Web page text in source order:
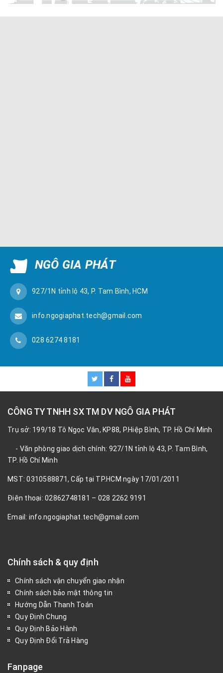
NGÔ GIA PHÁT
927/1N tỉnh lộ 43, P. Tam Bình, HCM
info.ngogiaphat.tech@gmail.com
028 6274 8181
CÔNG TY TNHH SX TM DV NGÔ GIA PHÁT
Trụ sở: 199/18 Tô Ngọc Vân, KP88, P.Hiệp Bình, TP. Hồ Chí Minh
- Văn phòng giao dịch chính: 927/1N tỉnh lộ 43, P. Tam Bình,
TP. Hồ Chí Minh
MST: 0310588871, Cấp tại TP.HCM ngày 17/01/2011
Điện thoại: 02862748181 – 028 2262 9191
Email: info.ngogiaphat.tech@gmail.com
Chính sách & quy định
Chính sách vận chuyển giao nhận
Chính sách bảo mật thông tin
Hướng Dẫn Thanh Toán
Quy Định Chung
Quy Định Bảo Hành
Quy Định Đổi Trả Hàng
Fanpage